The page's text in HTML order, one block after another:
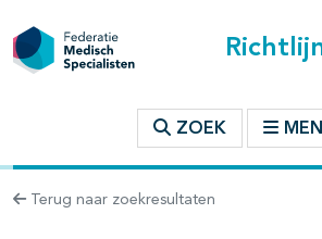
ZOEK
Terug naar zoekresultaten
binnen deze richtlijn